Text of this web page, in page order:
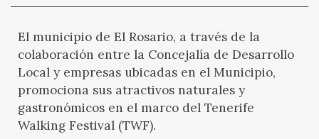
El municipio de El Rosario, a través de la
colaboración entre la Concejalía de Desarrollo
Local y empresas ubicadas en el Municipio,
promociona sus atractivos naturales y
gastronómicos en el marco del Tenerife
Walking Festival (TWF).